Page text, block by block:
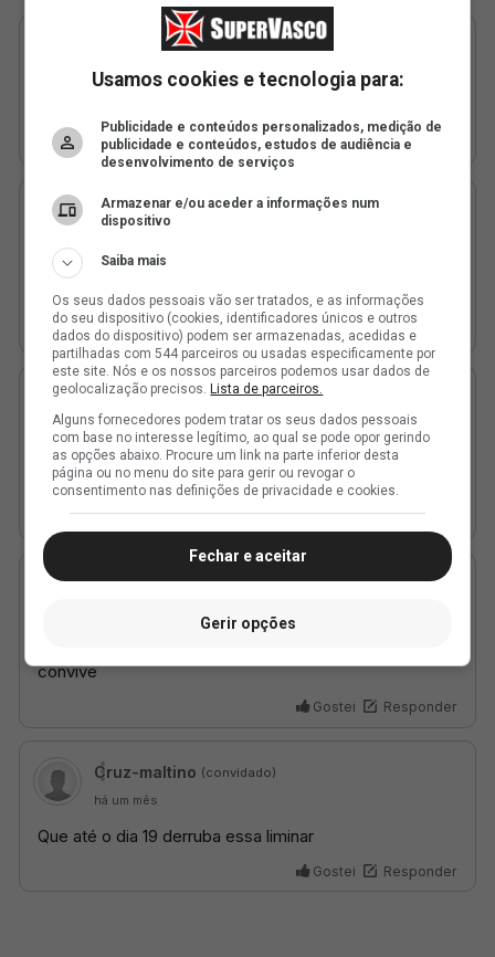
Usamos cookies e tecnologia para:
Publicidade e conteúdos personalizados, medição de
publicidade e conteúdos, estudos de audiência e
desenvolvimento de serviços
Armazenar e/ou aceder a informações num
dispositivo
Saiba mais
Os seus dados pessoais vão ser tratados, e as informações
do seu dispositivo (cookies, identificadores únicos e outros
dados do dispositivo) podem ser armazenadas, acedidas e
partilhadas com 544 parceiros ou usadas especificamente por
este site. Nós e os nossos parceiros podemos usar dados de
geolocalização precisos. Lista de parceiros.
Alguns fornecedores podem tratar os seus dados pessoais
com base no interesse legítimo, ao qual se pode opor gerindo
as opções abaixo. Procure um link na parte inferior desta
página ou no menu do site para gerir ou revogar o
consentimento nas definições de privacidade e cookies.
Fechar e aceitar
Gerir opções